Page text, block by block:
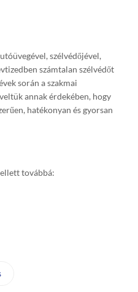
szélvédőjével,
számtalan szélvédőt
során a szakmai
annak érdekében, hogy
hatékonyan és gyorsan
továbbá: